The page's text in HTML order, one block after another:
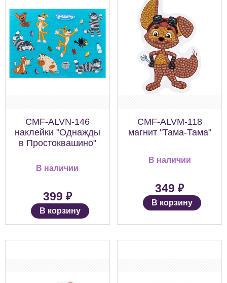
CMF-ALVN-146
наклейки "Однажды
в Простоквашино"
В наличии
399 ₽
В корзину
CMF-ALVM-118
магнит "Тама-Тама"
В наличии
349 ₽
В корзину